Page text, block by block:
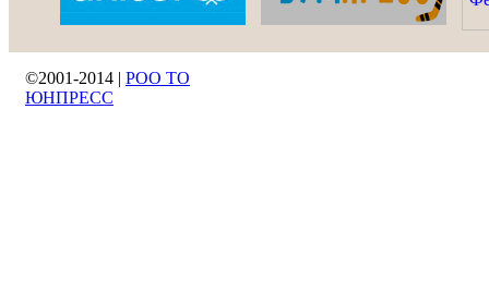
©2001-2014 | РОО ТО
ЮНПРЕСС